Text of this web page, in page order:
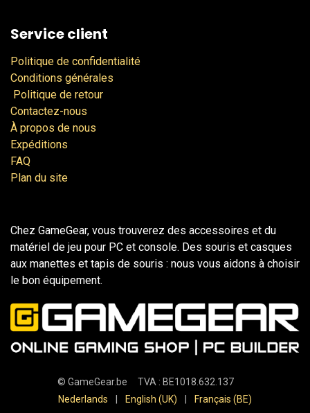
Service client
Politique de confidentialité
Conditions générales
Politique de retour
Contactez-nous
À propos de nous
Expéditions
FAQ
Plan du site
Chez GameGear, vous trouverez des accessoires et du
matériel de jeu pour PC et console. Des souris et casques
aux manettes et tapis de souris : nous vous aidons à choisir
le bon équipement.
© GameGear.be TVA : BE1018.632.137
Nederlands
English (UK) Français (BE)